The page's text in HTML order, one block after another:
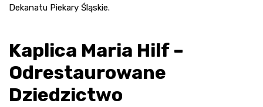
Dekanatu Piekary Śląskie.
Kaplica Maria Hilf –
Odrestaurowane
Dziedzictwo